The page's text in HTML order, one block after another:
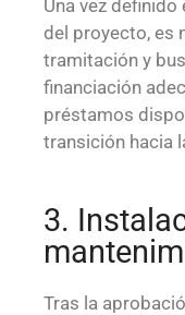
Una vez
del proyecto, es
tramitación y
financiación
préstamos
transición hacia
3.
Tras la